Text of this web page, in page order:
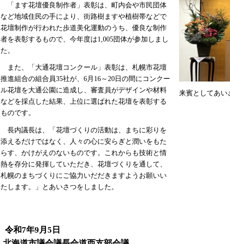
「ます花壇優良制作者」表彰は、町内会や市民団体
など地域住民の手により、街路樹ますや植樹帯などで
花壇制作が行われた歩道美化運動のうち、優良な制作
者を表彰するもので、今年度は1,005団体が参加しまし
た。
また、「大通花壇コンクール」表彰は、札幌市花壇
推進組合の組合員35社が、6月16～20日の間にコンクー
ル花壇を大通公園に造成し、審査員がデザインや材料
などを採点した結果、上位に選ばれた花壇を表彰する
ものです。
長内議長は、「花壇づくりの活動は、まちに彩りを
添えるだけではなく、人々の心に安らぎと潤いをもた
らす、かけがえのないものです。これからも技術と情
熱を存分に発揮していただき、花壇づくりを通して、
札幌のまちづくりにご協力いだだきますようお願いい
たします。」とあいさつをしました。
来賓としてあい
令和7年9月5日